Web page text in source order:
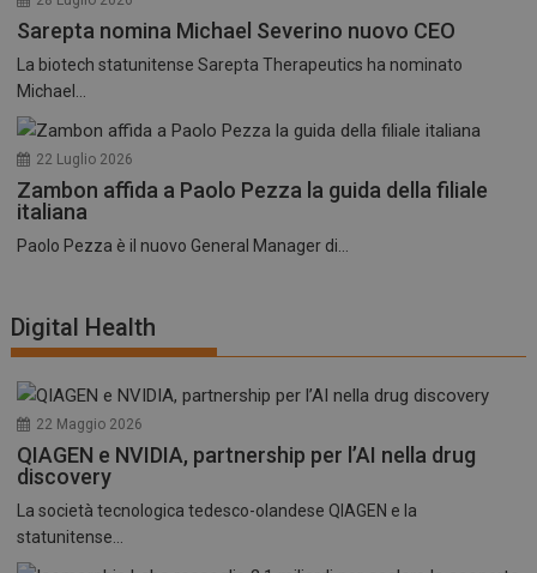
Sarepta nomina Michael Severino nuovo CEO
La biotech statunitense Sarepta Therapeutics ha nominato
Michael...
22 Luglio 2026
Zambon affida a Paolo Pezza la guida della filiale
italiana
Paolo Pezza è il nuovo General Manager di...
Digital Health
22 Maggio 2026
QIAGEN e NVIDIA, partnership per l’AI nella drug
discovery
La società tecnologica tedesco-olandese QIAGEN e la
statunitense...